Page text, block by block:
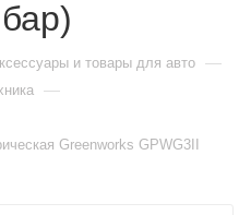
и товары для авто —
—
Greenworks GPWG3II